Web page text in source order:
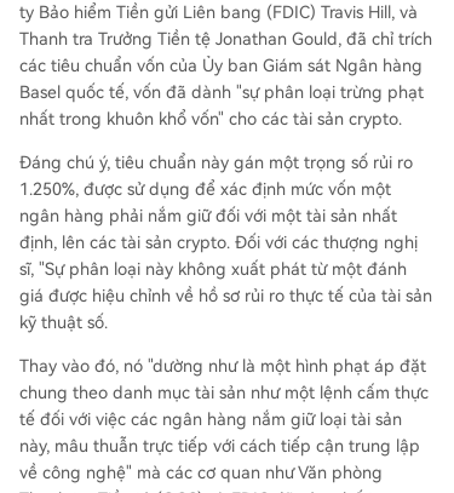
ty Bảo hiểm Tiền gửi Liên bang (FDIC) Travis Hill, và
Thanh tra Trưởng Tiền tệ Jonathan Gould, đã chỉ trích
các tiêu chuẩn vốn của Ủy ban Giám sát Ngân hàng
Basel quốc tế, vốn đã dành "sự phân loại trừng phạt
nhất trong khuôn khổ vốn" cho các tài sản crypto.
Đáng chú ý, tiêu chuẩn này gán một trọng số rủi ro
1.250%, được sử dụng để xác định mức vốn một
ngân hàng phải nắm giữ đối với một tài sản nhất
định, lên các tài sản crypto. Đối với các thượng nghị
sĩ, "Sự phân loại này không xuất phát từ một đánh
giá được hiệu chỉnh về hồ sơ rủi ro thực tế của tài sản
kỹ thuật số.
Thay vào đó, nó "dường như là một hình phạt áp đặt
chung theo danh mục tài sản như một lệnh cấm thực
tế đối với việc các ngân hàng nắm giữ loại tài sản
này, mâu thuẫn trực tiếp với cách tiếp cận trung lập
về công nghệ" mà các cơ quan như Văn phòng